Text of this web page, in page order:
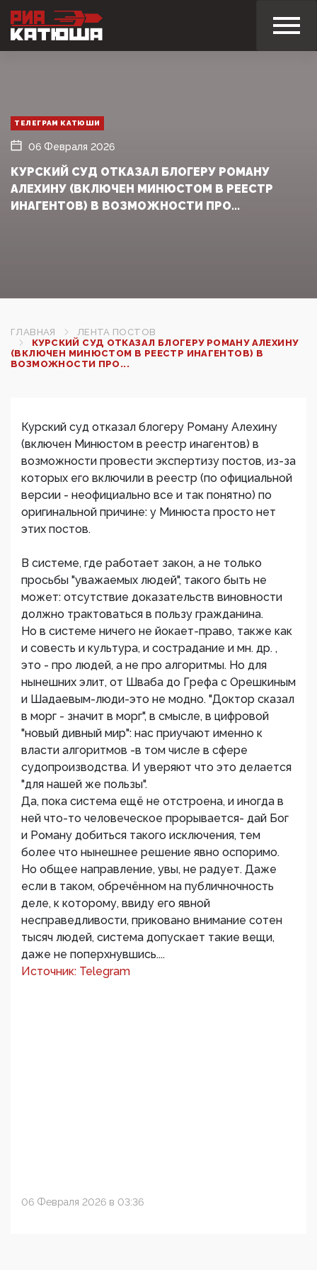
ТЕЛЕГРАМ КАТЮШИ
06 Февраля 2026
КУРСКИЙ СУД ОТКАЗАЛ БЛОГЕРУ РОМАНУ
АЛЕХИНУ (ВКЛЮЧЕН МИНЮСТОМ В РЕЕСТР
ИНАГЕНТОВ) В ВОЗМОЖНОСТИ ПРО...
ГЛАВНАЯ
ЛЕНТА ПОСТОВ
КУРСКИЙ СУД ОТКАЗАЛ БЛОГЕРУ РОМАНУ АЛЕХИНУ
(ВКЛЮЧЕН МИНЮСТОМ В РЕЕСТР ИНАГЕНТОВ) В
ВОЗМОЖНОСТИ ПРО...
Курский суд отказал блогеру Роману Алехину
(включен Минюстом в реестр инагентов) в
возможности провести экспертизу постов, из-за
которых его включили в реестр (по официальной
версии - неофициально все и так понятно) по
оригинальной причине: у Минюста просто нет
этих постов.
В системе, где работает закон, а не только
просьбы "уважаемых людей", такого быть не
может: отсутствие доказательств виновности
должно трактоваться в пользу гражданина.
Но в системе ничего не йокает-право, также как
и совесть и культура, и сострадание и мн. др. ,
это - про людей, а не про алгоритмы. Но для
нынешних элит, от Шваба до Грефа с Орешкиным
и Шадаевым-люди-это не модно. "Доктор сказал
в морг - значит в морг", в смысле, в цифровой
"новый дивный мир": нас приучают именно к
власти алгоритмов -в том числе в сфере
судопроизводства. И уверяют что это делается
"для нашей же пользы".
Да, пока система ещё не отстроена, и иногда в
ней что-то человеческое прорывается- дай Бог
и Роману добиться такого исключения, тем
более что нынешнее решение явно оспоримо.
Но общее направление, увы, не радует. Даже
если в таком, обречённом на публичночность
деле, к которому, ввиду его явной
несправедливости, приковано внимание сотен
тысяч людей, система допускает такие вещи,
даже не поперхнувшись....
Источник: Telegram
06 Февраля 2026 в 03:36